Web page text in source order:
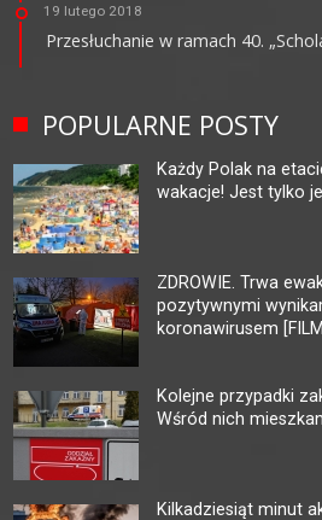
19 lutego 2018
Przesłuchanie w ramach 40.
POPULARNE POSTY
Każdy Polak na
wakacje! Jest tylko
ZDROWIE. Trwa
pozytywnymi
koronawirusem [FILM]
Kolejne przypadki
Wśród nich
Kilkadziesiąt minut